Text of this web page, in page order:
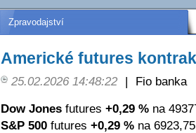
Zpravodajství
Americké futures
25.02.2026 14:48:22 |
Fio banka
Dow Jones futures +0,29 % na
S&P 500 futures +0,29 % na